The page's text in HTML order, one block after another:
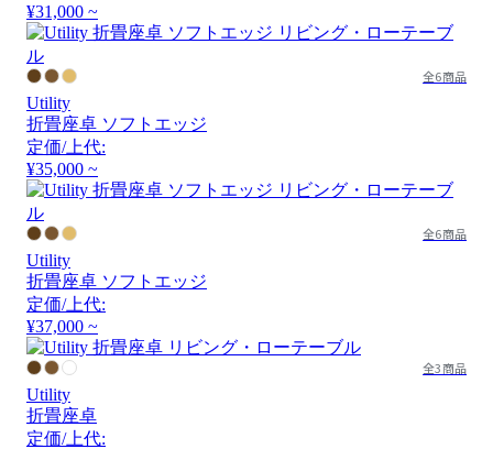
¥31,000 ~
全6商品
Utility
折畳座卓 ソフトエッジ
定価/上代:
¥35,000 ~
全6商品
Utility
折畳座卓 ソフトエッジ
定価/上代:
¥37,000 ~
全3商品
Utility
折畳座卓
定価/上代: